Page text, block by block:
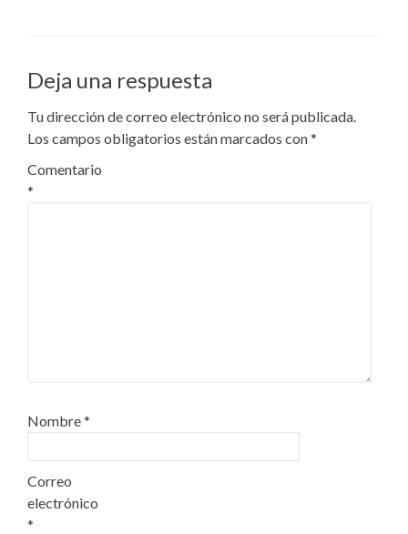
Deja una respuesta
Tu dirección de correo electrónico no será publicada.
Los campos obligatorios están marcados con*
Comentario
*
Nombre*
Correo
electrónico
*